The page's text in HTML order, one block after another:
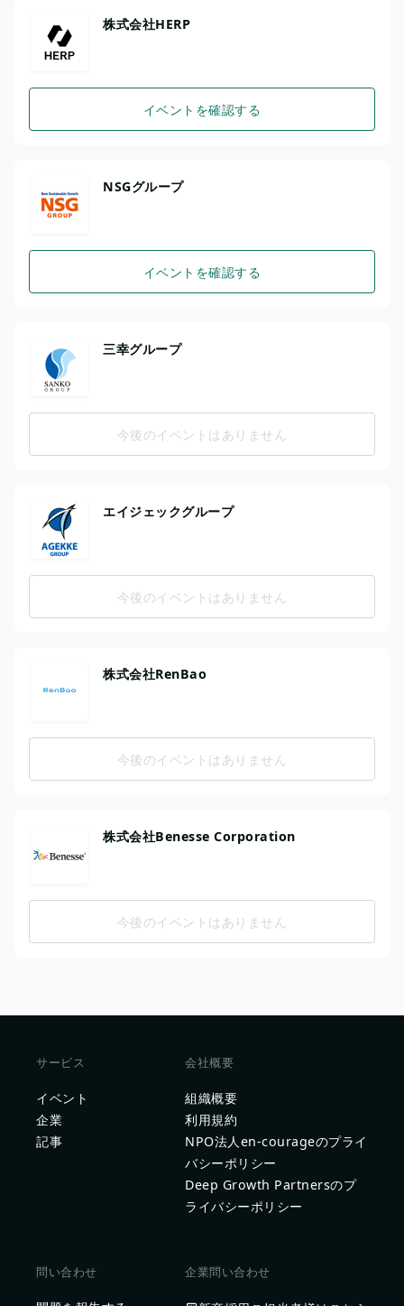
株式会社HERP
イベントを確認する
NSGグループ
イベントを確認する
三幸グループ
今後のイベントはありません
エイジェックグループ
今後のイベントはありません
株式会社RenBao
今後のイベントはありません
株式会社Benesse Corporation
今後のイベントはありません
サービス
イベント
企業
記事
会社概要
組織概要
利用規約
NPO法人en-courageのプライ
バシーポリシー
Deep Growth Partnersのプ
ライバシーポリシー
問い合わせ 企業問い合わせ